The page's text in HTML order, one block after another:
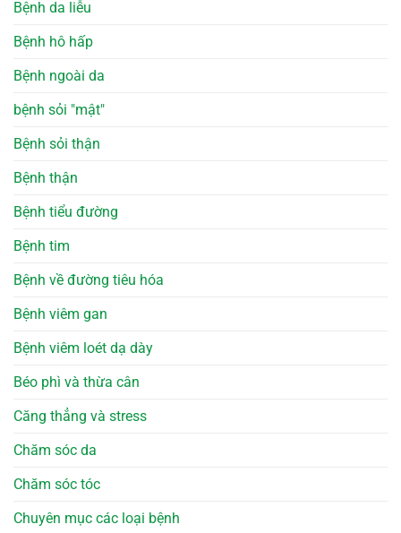
Bệnh da liễu
Bệnh hô hấp
Bệnh ngoài da
bệnh sỏi "mật"
Bệnh sỏi thận
Bệnh thận
Bệnh tiểu đường
Bệnh tim
Bệnh về đường tiêu hóa
Bệnh viêm gan
Bệnh viêm loét dạ dày
Béo phì và thừa cân
Căng thẳng và stress
Chăm sóc da
Chăm sóc tóc
Chuyên mục các loại bệnh